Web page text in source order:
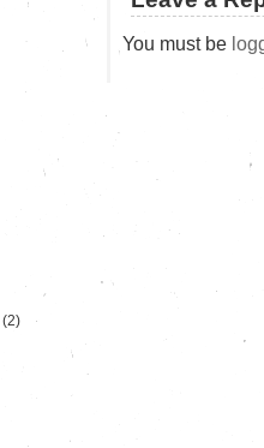
You must be
(2)